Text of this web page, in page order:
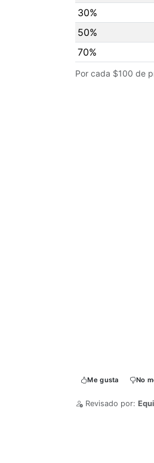
30%
50%
70%
Por cada $100 de
Me gusta No
Revisado por: